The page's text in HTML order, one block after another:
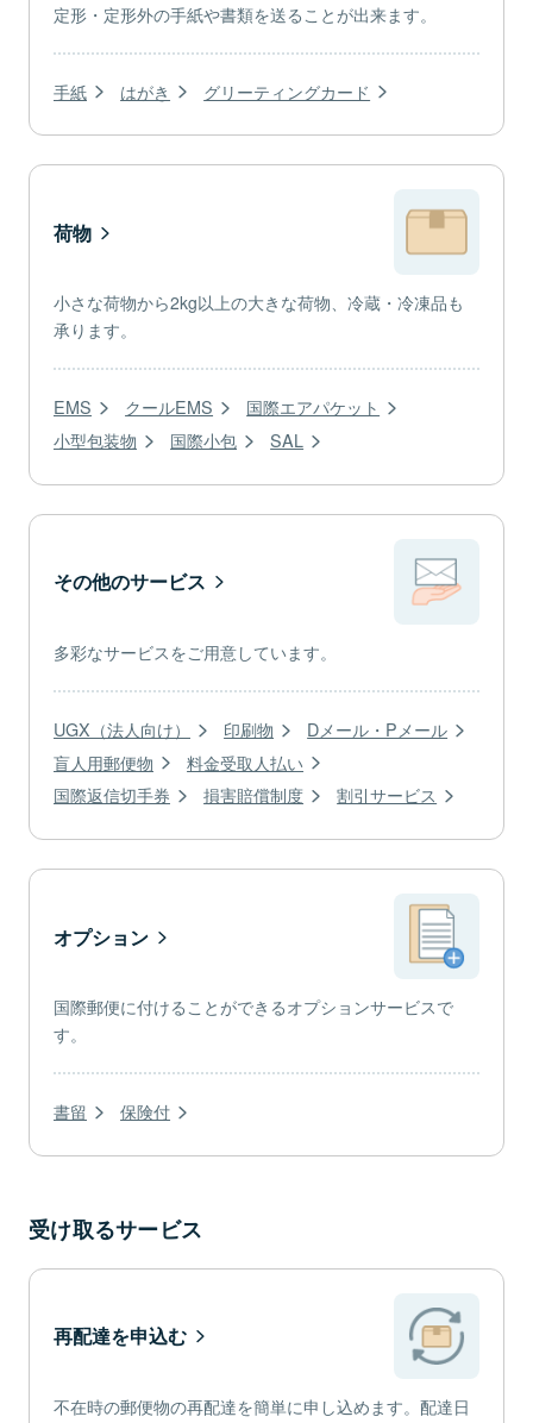
定形・定形外の手紙や書類を送ることが出来ます。
手紙 はがき グリーティングカード
荷物
小さな荷物から2kg以上の大きな荷物、冷蔵・冷凍品も
承ります。
EMS クールEMS
国際エアパケット
小型包装物
国際小包 SAL
その他のサービス
多彩なサービスをご用意しています。
UGX（法人向け） 印刷物
Dメール・Pメール
盲人用郵便物
料金受取人払い
国際返信切手券
損害賠償制度 割引サービス
オプション
国際郵便に付けることができるオプションサービスで
す。
書留 保険付
受け取るサービス
再配達を申込む
不在時の郵便物の再配達を簡単に申し込めます。配達日